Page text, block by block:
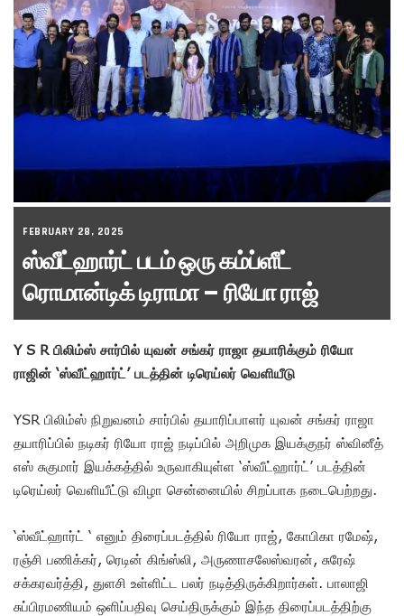
FEBRUARY 28, 2025
ஸ்வீட்ஹார்ட் படம் ஒரு கம்ப்ளீட்
ரொமான்டிக் டிராமா – ரியோ ராஜ்
Y S R பிலிம்ஸ் சார்பில் யுவன் சங்கர் ராஜா தயாரிக்கும் ரியோ
ராஜின் ‘ஸ்வீட்ஹார்ட்’ படத்தின் டிரெய்லர் வெளியீடு
YSR பிலிம்ஸ் நிறுவனம் சார்பில் தயாரிப்பாளர் யுவன் சங்கர் ராஜா
தயாரிப்பில் நடிகர் ரியோ ராஜ் நடிப்பில் அறிமுக இயக்குநர் ஸ்வினீத்
எஸ் சுகுமார் இயக்கத்தில் உருவாகியுள்ள ‘ஸ்வீட்ஹார்ட்’ படத்தின்
டிரெய்லர் வெளியீட்டு விழா சென்னையில் சிறப்பாக நடைபெற்றது.
‘ஸ்வீட்ஹார்ட் ‘ எனும் திரைப்படத்தில் ரியோ ராஜ், கோபிகா ரமேஷ்,
ரஞ்சி பணிக்கர், ரெடின் கிங்ஸ்லி, அருணாசலேஸ்வரன், சுரேஷ்
சக்கரவர்த்தி, துளசி உள்ளிட்ட பலர் நடித்திருக்கிறார்கள். பாலாஜி
சுப்பிரமணியம் ஒளிப்பதிவு செய்திருக்கும் இந்த திரைப்படத்திற்கு